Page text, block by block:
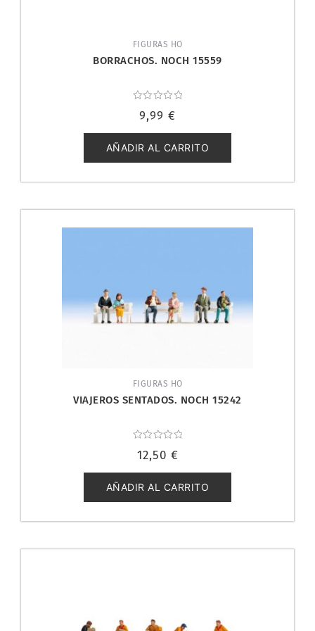
FIGURAS HO
BORRACHOS. NOCH 15559
con
de
5
9,99 €
AÑADIR AL CARRITO
FIGURAS HO
VIAJEROS SENTADOS. NOCH 15242
con
de
5
12,50 €
AÑADIR AL CARRITO